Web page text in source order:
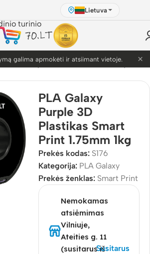
turinio
Lietuva
akcija! Dabar nuo 9.99€. ×
/3D plastikai/ PLA/PLA Galaxy
PLA Galaxy
Purple 3D
Plastikas Smart
Print 1.75mm 1kg
Prekės kodas: S176
Kategorija: PLA Galaxy
Prekės ženklas: Smart Print
Nemokamas
atsiėmimas
Vilniuje,
Ateities g. 11
(susitarus išSusitarus